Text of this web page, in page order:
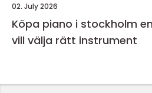
02. July 2026
Köpa piano i stockholm en guide för dig som
vill välja rätt instrument